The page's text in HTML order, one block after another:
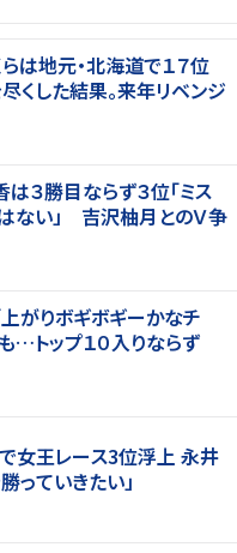
らは地元・北海道で１７位
尽くした結果。来年リベンジ
は３勝目ならず３位「ミス
ない」 吉沢柚月とのＶ争
上がりボギボギーかなチ
…トップ１０入りならず
女王レース3位浮上 永井
っていきたい」